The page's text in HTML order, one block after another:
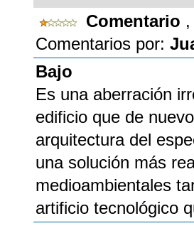
Comentario
Comentarios por:
Bajo
Es una aberración
edificio que de
arquitectura del
una solución más
medioambientales
artificio tecnológico